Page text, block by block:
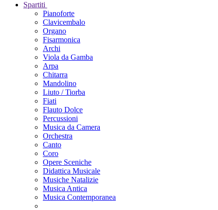
Spartiti
Pianoforte
Clavicembalo
Organo
Fisarmonica
Archi
Viola da Gamba
Arpa
Chitarra
Mandolino
Liuto / Tiorba
Fiati
Flauto Dolce
Percussioni
Musica da Camera
Orchestra
Canto
Coro
Opere Sceniche
Didattica Musicale
Musiche Natalizie
Musica Antica
Musica Contemporanea